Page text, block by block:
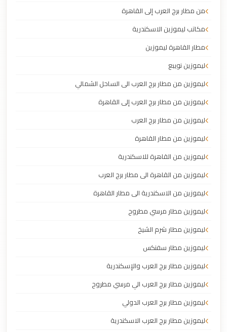
من مطار برج العرب إلى القاهرة
مكاتب ليموزين الاسكندرية
مطار القاهرة ليموزين
ليموزين نويبع
ليموزين من مطار برج العرب الى الساحل الشمالي
ليموزين من مطار برج العرب إلى القاهرة
ليموزين من مطار برج العرب
ليموزين من مطار القاهرة
ليموزين من القاهرة للاسكندرية
ليموزين من القاهرة الى مطار برج العرب
ليموزين من الاسكندرية الى مطار القاهرة
ليموزين مطار مرسي مطروح
ليموزين مطار شرم الشيخ
ليموزين مطار سفنكس
ليموزين مطار برج العرب والإسكندرية
ليموزين مطار برج العرب الي مرسي مطروح
ليموزين مطار برج العرب الدولي
ليموزين مطار برج العرب الاسكندرية